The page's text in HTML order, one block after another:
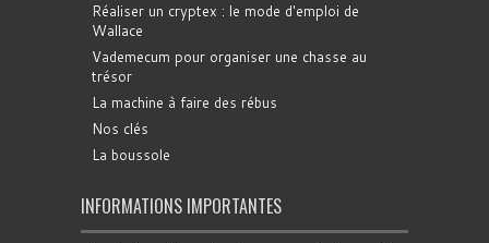
Réaliser un cryptex : le mode d'emploi de
Wallace
Vademecum pour organiser une chasse au
trésor
La machine à faire des rébus
Nos clés
La boussole
INFORMATIONS IMPORTANTES